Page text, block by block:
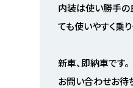
内装は使い勝手の
ても使いやすく乗
新車、即納車です。
お問い合わせお待